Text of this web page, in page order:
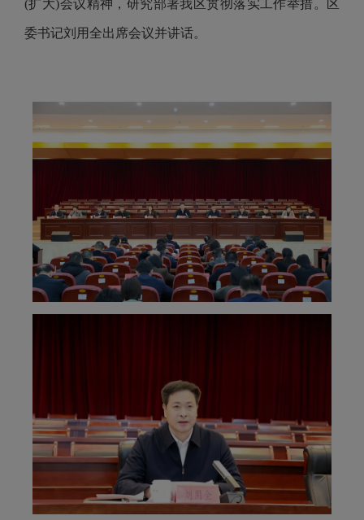
(扩大)会议精神，研究部署我区贯彻落实工作举措。区
委书记刘用全出席会议并讲话。